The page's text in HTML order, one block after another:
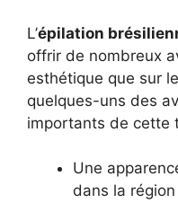
L’épilation
offrir de nombreux
esthétique que sur
quelques-uns des
importants de cette
Une
dans la